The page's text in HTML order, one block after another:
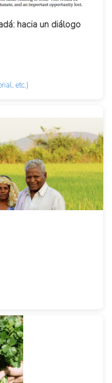
hacia un diálogo
etc.)